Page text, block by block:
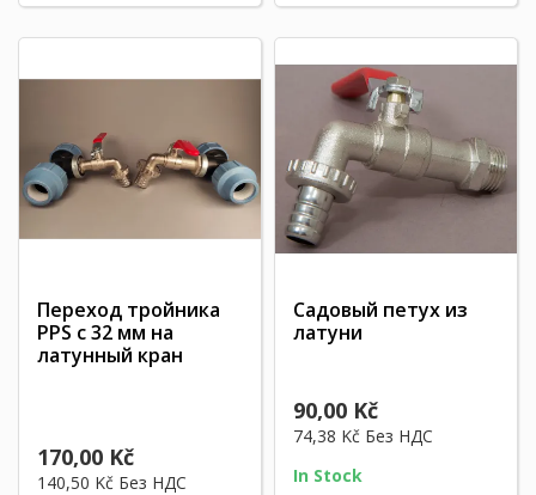
Переход тройника
PPS с 32 мм на
латунный кран
170,00 Kč
140,50 Kč Без НДС
Садовый петух из
латуни
90,00 Kč
74,38 Kč Без НДС
In Stock